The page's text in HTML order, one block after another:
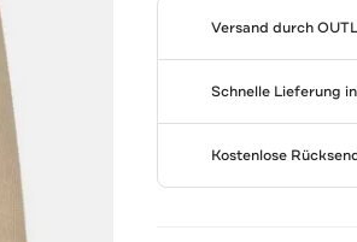
Versand durch
Schnelle Lieferung
Kostenlose